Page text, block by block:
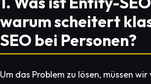
warum scheitert
SEO bei Personen?
Um das Problem zu lösen, müssen